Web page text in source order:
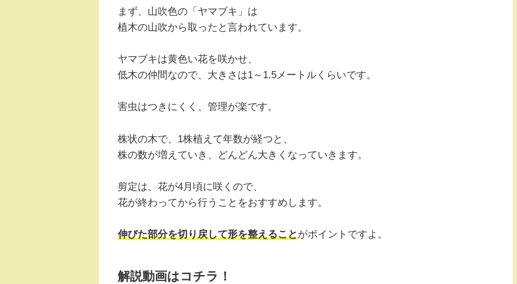
o
k
まず、山吹色の「ヤマブキ」は
植木の山吹から取ったと言われています。
ヤマブキは黄色い花を咲かせ、
低木の仲間なので、大きさは1～1.5メートルくらいです。
害虫はつきにくく、管理が楽です。
株状の木で、1株植えて年数が経つと、
株の数が増えていき、どんどん大きくなっていきます。
剪定は、花が4月頃に咲くので、
花が終わってから行うことをおすすめします。
伸びた部分を切り戻して形を整えることがポイントですよ。
解説動画はコチラ！